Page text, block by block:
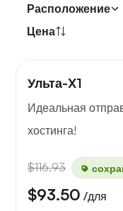
Расположение
Цена
Ульта-X1
Идеальная
хостинга!
$116.93
$93.50 /для